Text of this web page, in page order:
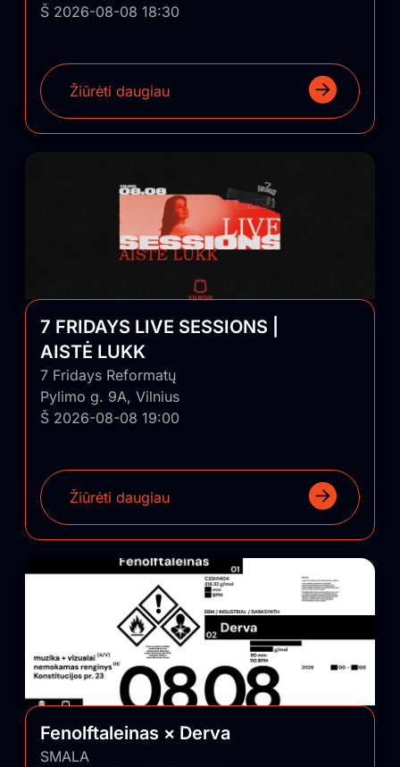
Š 2026-08-08 18:30
Žiūrėti daugiau
7 FRIDAYS LIVE SESSIONS |
AISTĖ LUKK
7 Fridays Reformatų
Pylimo g. 9A, Vilnius
Š 2026-08-08 19:00
Žiūrėti daugiau
Fenolftaleinas × Derva
SMALA